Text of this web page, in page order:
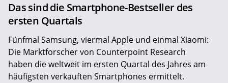
Das sind die Smartphone-Bestseller des
ersten Quartals
Fünfmal Samsung, viermal Apple und einmal Xiaomi:
Die Marktforscher von Counterpoint Research
haben die weltweit im ersten Quartal des Jahres am
häufigsten verkauften Smartphones ermittelt.